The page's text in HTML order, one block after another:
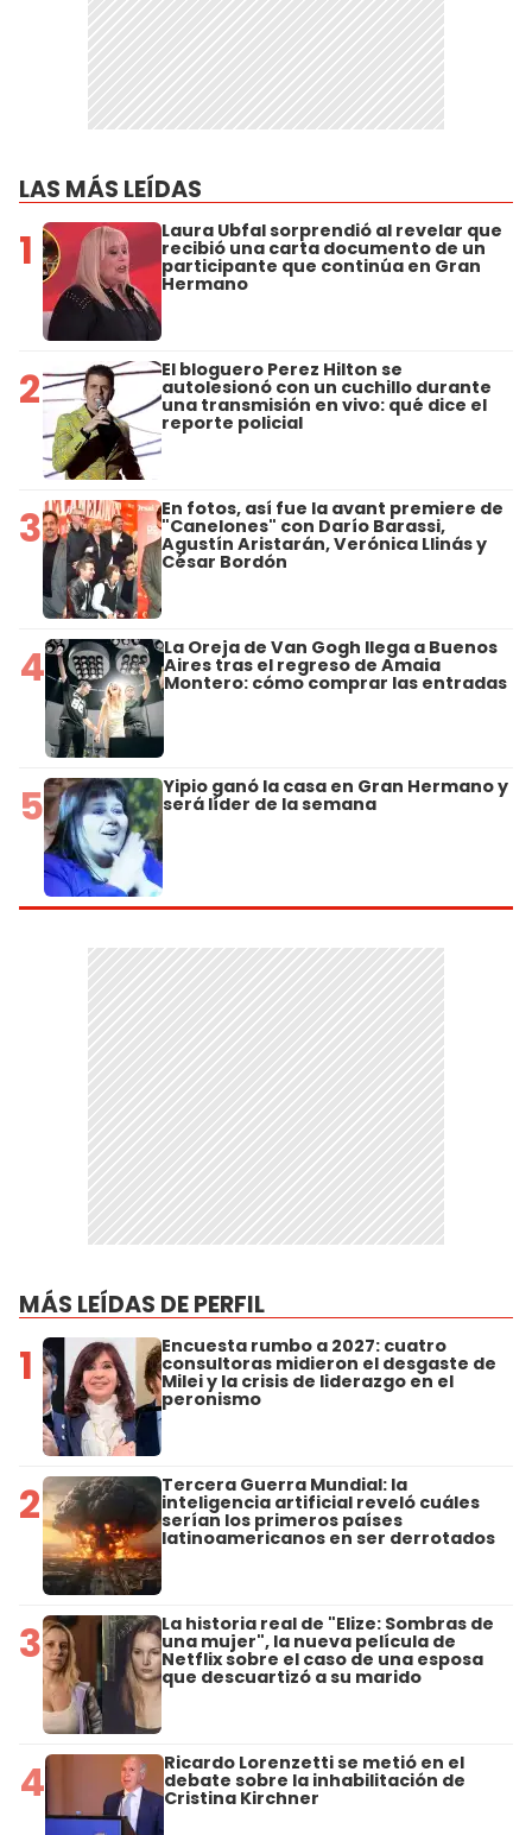
LAS MÁS LEÍDAS
1 Laura Ubfal sorprendió al revelar que
recibió una carta documento de un
participante que continúa en Gran
Hermano
2 El bloguero Perez Hilton se
autolesionó con un cuchillo durante
una transmisión en vivo: qué dice el
reporte policial
3 En fotos, así fue la avant premiere de
"Canelones" con Darío Barassi,
Agustín Aristarán, Verónica Llinás y
César Bordón
4 La Oreja de Van Gogh llega a Buenos
Aires tras el regreso de Amaia
Montero: cómo comprar las entradas
5 Yipio ganó la casa en Gran Hermano y
será líder de la semana
MÁS LEÍDAS DE PERFIL
1 Encuesta rumbo a 2027: cuatro
consultoras midieron el desgaste de
Milei y la crisis de liderazgo en el
peronismo
2 Tercera Guerra Mundial: la
inteligencia artificial reveló cuáles
serían los primeros países
latinoamericanos en ser derrotados
3 La historia real de "Elize: Sombras de
una mujer", la nueva película de
Netflix sobre el caso de una esposa
que descuartizó a su marido
4 Ricardo Lorenzetti se metió en el
debate sobre la inhabilitación de
Cristina Kirchner